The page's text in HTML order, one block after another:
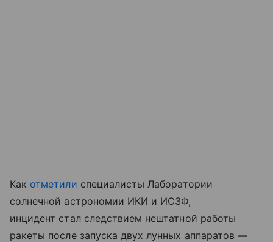
Как отметили специалисты Лаборатории
солнечной астрономии ИКИ и ИСЗФ,
инцидент стал следствием нештатной работы
ракеты после запуска двух лунных аппаратов —